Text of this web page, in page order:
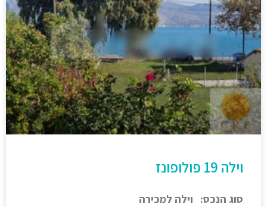
וילה 19 פולופונז
סוג הנכס: וילה למכירה